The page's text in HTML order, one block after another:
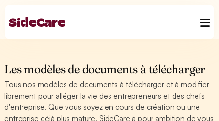
Les modèles de documents à télécharger
Tous nos modèles de documents à télécharger et à modifier
librement pour alléger la vie des entrepreneurs et des chefs
d'entreprise. Que vous soyez en cours de création ou une
entreprise déjà plus mature, SideCare a pour ambition de vous